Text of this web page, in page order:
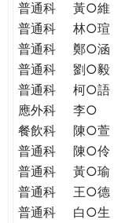
普通科 黃○維
普通科
林○瑄
普通科
鄭○涵
普通科
劉○毅
普通科
柯○語
應外科
李○
餐飲科
陳○萱
普通科
陳○伶
普通科
黃○瑜
普通科
王○德
普通科
白○生